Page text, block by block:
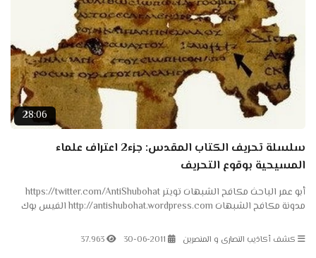
28:06
سلسلة تحريف الكتاب المقدس: جزء2 اعتراف علماء
المسيحية بوقوع التحريف
أبو عمر الباحث مكافح الشبهات تويتر https://twitter.com/AntiShubohat
مدونة مكافح الشبهات http://antishubohat.wordpress.com الفيس بوك
كشف أكاذيب النصارى و المنصرين 30-06-2011
37.963